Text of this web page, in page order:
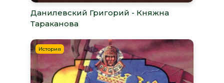
Данилевский Григорий - Княжна
Тараканова
История